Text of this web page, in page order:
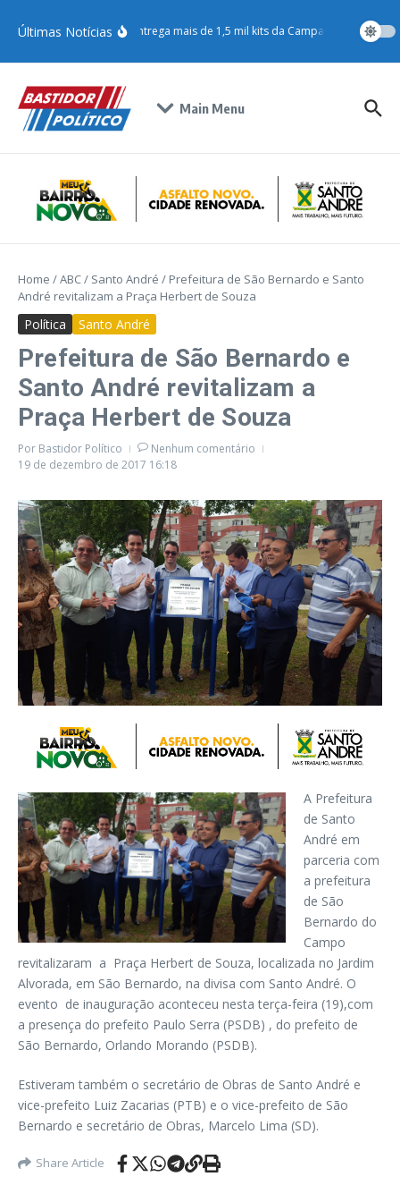
Últimas Notícias
Jéssica Roberta entrega mais de 1,5 mil kits da Campanha do
Main Menu
Home /ABC/ Santo André / Prefeitura de São Bernardo e Santo
André revitalizam a Praça Herbert de Souza
Política Santo André
Prefeitura de São Bernardo e
Santo André revitalizam a
Praça Herbert de Souza
Por Bastidor Político
Nenhum comentário
19 de dezembro de 2017 16:18
A Prefeitura
de Santo
André em
parceria com
a prefeitura
de São
Bernardo do
Campo
revitalizaram a Praça Herbert de Souza, localizada no Jardim
Alvorada, em São Bernardo, na divisa com Santo André. O
evento de inauguração aconteceu nesta terça-feira (19),com
a presença do prefeito Paulo Serra (PSDB) , do prefeito de
São Bernardo, Orlando Morando (PSDB).
Estiveram também o secretário de Obras de Santo André e
vice-prefeito Luiz Zacarias (PTB) e o vice-prefeito de São
Bernardo e secretário de Obras, Marcelo Lima (SD).
Share Article